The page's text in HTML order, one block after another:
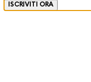
ISCRIVITI ORA